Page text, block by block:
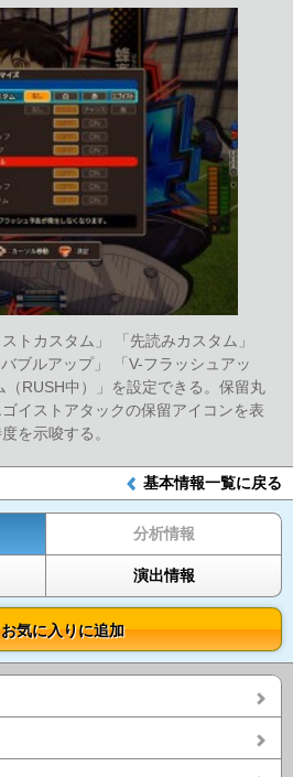
トカスタム」 「先読みカスタム」
ブルアップ」 「V-フラッシュアッ
RUSH中）」を設定できる。保留丸
イストアタックの保留アイコンを表
を示唆する。
基本情報一覧に戻る
分析情報
演出情報
お気に入りに追加